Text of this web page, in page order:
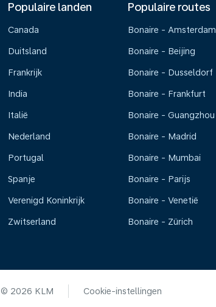
Populaire landen
Canada
Duitsland
Frankrijk
India
Italië
Nederland
Portugal
Spanje
Verenigd Koninkrijk
Zwitserland
Populaire routes
Bonaire - Amsterdam
Bonaire - Beijing
Bonaire - Dusseldorf
Bonaire - Frankfurt
Bonaire - Guangzhou
Bonaire - Madrid
Bonaire - Mumbai
Bonaire - Parijs
Bonaire - Venetië
Bonaire - Zürich
© 2026 KLM Cookie-instellingen